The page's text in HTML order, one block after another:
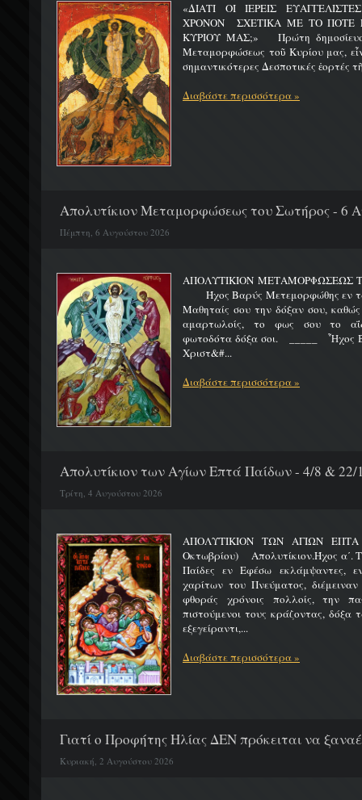
«ΔΙΑΤΙ ΟΙ ΙΕΡΕΙΣ
ΧΡΟΝΟΝ ΣΧΕΤΙΚΑ ΜΕ ΤΟ ΠΟΤΕ
ΚΥΡΙΟΥ ΜΑΣ;» Πρώτη
Μεταμορφώσεως τοῦ Κυρίου μας,
σημαντικότερες Δεσποτικές ἑορτές
Διαβάστε περισσότερα »
Απολυτίκιον Μεταμορφώσεως του Σωτήρος - 6
Πέμπτη, 6 Αυγούστου 2026
ΑΠΟΛΥΤΙΚΙΟΝ
Ήχος Βαρύς Μετεμορφώθης εν τω
Μαθηταίς σου την δόξαν σου,
αμαρτωλοίς, το φως σου το
φωτοδότα δόξα σοι. _____ Ἦχος
Χριστ&#...
Διαβάστε περισσότερα »
Απολυτίκιον των Αγίων Επτά Παίδων - 4/8 & 22/
Τρίτη, 4 Αυγούστου 2026
ΑΠΟΛΥΤΙΚΙΟΝ ΤΩΝ ΑΓΙΩΝ ΕΠΤΑ
Οκτωβρίου) Απολυτίκιον.Ήχος α΄.
Παίδες εν Εφέσω εκλάμψαντες,
χαρίτων του Πνεύματος,
φθοράς χρόνοις πολλοίς, την
πιστούμενοι τους κράζοντας,
εξεγείραντι,...
Διαβάστε περισσότερα »
Γιατί ο Προφήτης Ηλίας ΔΕΝ πρόκειται να
Κυριακή, 2 Αυγούστου 2026